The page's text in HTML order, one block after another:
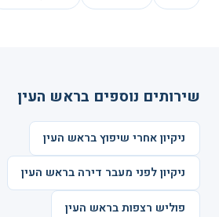
שירותים נוספים בראש העין
ניקיון אחרי שיפוץ בראש העין
ניקיון לפני מעבר דירה בראש העין
פוליש רצפות בראש העין